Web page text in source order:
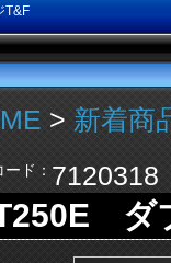
T&F
> 新着商
ド： 7120318
ダ